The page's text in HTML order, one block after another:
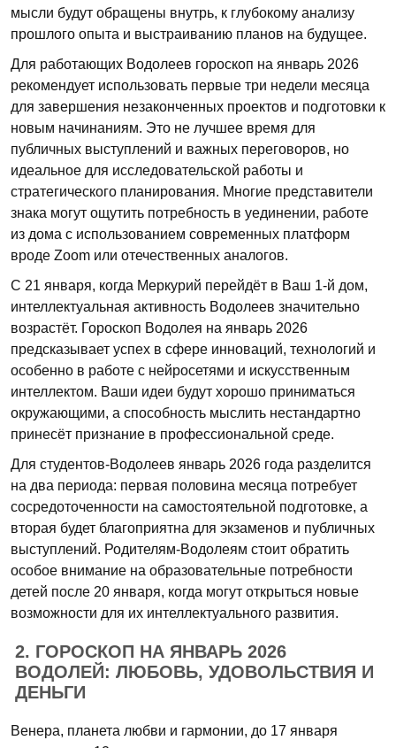
мысли будут обращены внутрь, к глубокому анализу
прошлого опыта и выстраиванию планов на будущее.
Для работающих Водолеев гороскоп на январь 2026
рекомендует использовать первые три недели месяца
для завершения незаконченных проектов и подготовки к
новым начинаниям. Это не лучшее время для
публичных выступлений и важных переговоров, но
идеальное для исследовательской работы и
стратегического планирования. Многие представители
знака могут ощутить потребность в уединении, работе
из дома с использованием современных платформ
вроде Zoom или отечественных аналогов.
С 21 января, когда Меркурий перейдёт в Ваш 1-й дом,
интеллектуальная активность Водолеев значительно
возрастёт. Гороскоп Водолея на январь 2026
предсказывает успех в сфере инноваций, технологий и
особенно в работе с нейросетями и искусственным
интеллектом. Ваши идеи будут хорошо приниматься
окружающими, а способность мыслить нестандартно
принесёт признание в профессиональной среде.
Для студентов-Водолеев январь 2026 года разделится
на два периода: первая половина месяца потребует
сосредоточенности на самостоятельной подготовке, а
вторая будет благоприятна для экзаменов и публичных
выступлений. Родителям-Водолеям стоит обратить
особое внимание на образовательные потребности
детей после 20 января, когда могут открыться новые
возможности для их интеллектуального развития.
2. ГОРОСКОП НА ЯНВАРЬ 2026
ВОДОЛЕЙ: ЛЮБОВЬ, УДОВОЛЬСТВИЯ И
ДЕНЬГИ
Венера, планета любви и гармонии, до 17 января